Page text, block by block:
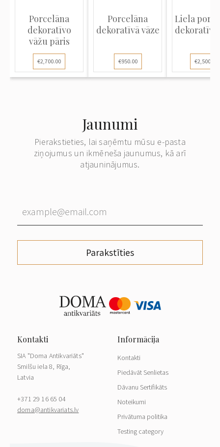
Porcelāna
dekoratīvo
vāžu pāris
€2,700.00
Porcelāna
dekoratīvā vāze
€950.00
Liela
dekoratīvā
€2,500.00
Jaunumi
Pierakstieties, lai saņēmtu mūsu e-pasta
ziņojumus un ikmēneša jaunumus, kā arī
atjauninājumus.
Parakstīties
SIA "Doma Antikvariāts"
Smilšu iela 8, Rīga,
Latvia
+371 29 16 65 04
doma@antikvariats.lv
Kontakti
Piedāvāt Senlietas
Dāvanu Sertifikāts
Noteikumi
Privātuma politika
Testing category